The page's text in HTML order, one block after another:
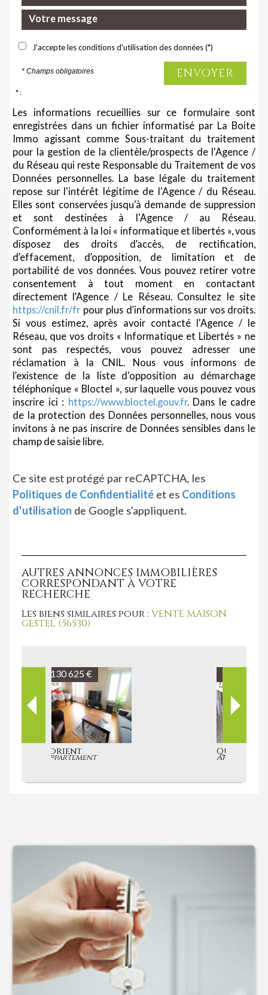
J'accepte les conditions d'utilisation des données (*)
* Champs obligatoires ENVOYER
* :
Les informations recueillies sur ce formulaire sont
enregistrées dans un fichier informatisé par La Boite
Immo agissant comme Sous-traitant du traitement
pour la gestion de la clientèle/prospects de l'Agence /
du Réseau qui reste Responsable du Traitement de vos
Données personnelles. La base légale du traitement
repose sur l'intérêt légitime de l'Agence / du Réseau.
Elles sont conservées jusqu'à demande de suppression
et sont destinées à l'Agence / au Réseau.
Conformément à la loi « informatique et libertés », vous
disposez des droits d’accès, de rectification,
d’effacement, d’opposition, de limitation et de
portabilité de vos données. Vous pouvez retirer votre
consentement à tout moment en contactant
directement l’Agence / Le Réseau. Consultez le site
https://cnil.fr/fr pour plus d’informations sur vos droits.
Si vous estimez, après avoir contacté l'Agence / le
Réseau, que vos droits « Informatique et Libertés » ne
sont pas respectés, vous pouvez adresser une
réclamation à la CNIL. Nous vous informons de
l’existence de la liste d'opposition au démarchage
téléphonique « Bloctel », sur laquelle vous pouvez vous
inscrire ici : https://www.bloctel.gouv.fr. Dans le cadre
de la protection des Données personnelles, nous vous
invitons à ne pas inscrire de Données sensibles dans le
champ de saisie libre.
Ce site est protégé par reCAPTCHA, les
Politiques de Confidentialité et es Conditions
d'utilisation de Google s'appliquent.
AUTRES ANNONCES IMMOBILIÈRES
CORRESPONDANT À VOTRE
RECHERCHE
Les biens similaires pour : VENTE MAISON
GESTEL (56530)
135 850 €
Appartement